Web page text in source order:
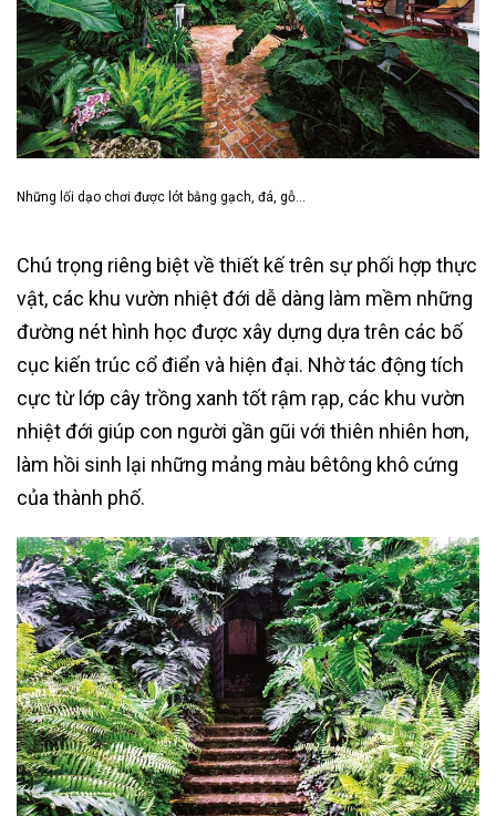
Những lối dạo chơi được lót bằng gạch, đá, gỗ…
Chú trọng riêng biệt về thiết kế trên sự phối hợp thực
vật, các khu vườn nhiệt đới dễ dàng làm mềm những
đường nét hình học được xây dựng dựa trên các bố
cục kiến trúc cổ điển và hiện đại. Nhờ tác động tích
cực từ lớp cây trồng xanh tốt rậm rạp, các khu vườn
nhiệt đới giúp con người gần gũi với thiên nhiên hơn,
làm hồi sinh lại những mảng màu bêtông khô cứng
của thành phố.